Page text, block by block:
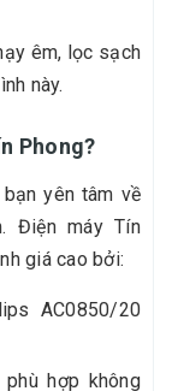
êm, lọc sạch
này.
Phong?
yên tâm về
Điện máy Tín
giá cao bởi:
AC0850/20
hợp không